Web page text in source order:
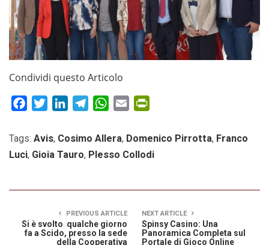
Condividi questo Articolo
FacebookTwitterLinkedInTelegramWhatsApp
Email
Tags: Avis, Cosimo Allera, Domenico Pirrotta, Franco
Luci, Gioia Tauro, Plesso Collodi
PREVIOUS ARTICLE
Si è svolto qualche giorno
fa a Scido, presso la sede
della Cooperativa
NEXT ARTICLE
Spinsy Casino: Una
Panoramica Completa sul
Portale di Gioco Online